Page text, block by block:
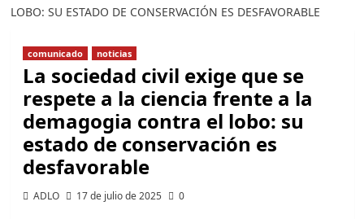
LOBO: SU ESTADO DE CONSERVACIÓN ES DESFAVORABLE
comunicado noticias
La sociedad civil exige que se
respete a la ciencia frente a la
demagogia contra el lobo: su
estado de conservación es
desfavorable
ADLO 17 de julio de 2025 0